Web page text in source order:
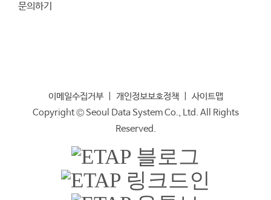
문의하기
이메일수집거부| 개인정보보호정책
사이트맵
Copyright © Seoul Data System Co., Ltd. All Rights
Reserved.
ETAP
블
ETAP